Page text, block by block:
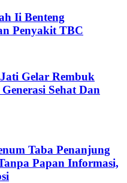
Ii Benteng
Penyakit TBC
Gelar Rembuk
Sehat Dan
Taba Penanjung
Papan Informasi,